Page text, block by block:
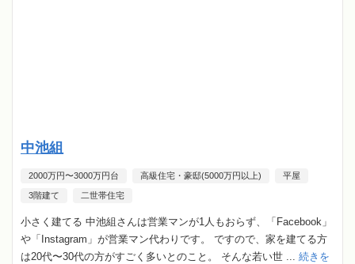
中池組
2000万円〜3000万円台 高級住宅・豪邸(5000万円以上) 平屋
3階建て 二世帯住宅
小さく建てる 中池組さんは営業マンが1人もおらず、「Facebook」
や「Instagram」が営業マン代わりです。 ですので、家を建てる方
は20代〜30代の方がすごく多いとのこと。 そんな若い世 ... 続きを